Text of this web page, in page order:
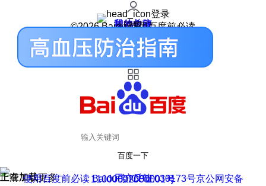
登录
我的关注
我的收藏
皮肤中心
用户反馈
设置
©2026 Baidu 使用百度前必读
百度一下
正在加载
上滑加载更多 用户反馈
使用百度前必读 Baidu 京ICP证030173号
京公网安备11000002000001号